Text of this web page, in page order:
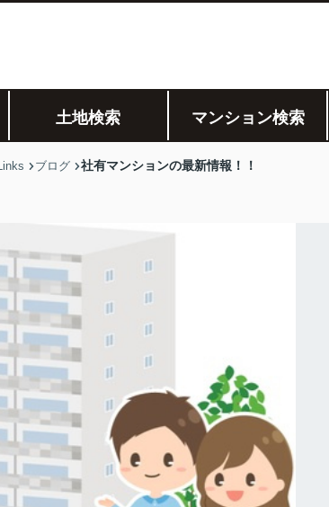
土地検索 マンション検索
ブログ 社有マンションの最新情報！！